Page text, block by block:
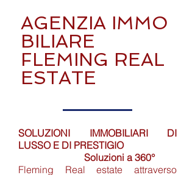
AGENZIA IMMO
BILIARE
FLEMING REAL
ESTATE
SOLUZIONI IMMOBILIARI DI
LUSSO E DI PRESTIGIO
Soluzioni a 360°
Fleming Real estate attraverso